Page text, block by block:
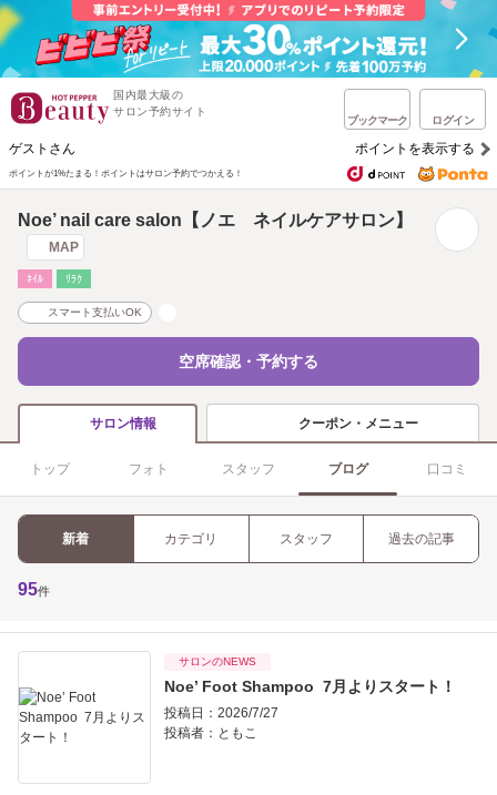
国内最大級の
サロン予約サイト
ブックマーク ログイン
ゲストさん ポイントを表示する
ポイントが1%たまる！ ポイントはサロン予約でつかえる！
Noe’ nail care salon【ノエ ネイルケアサロン】
MAP
ﾈｲﾙ ﾘﾗｸ
スマート支払いOK
空席確認・予約する
サロン情報 クーポン・メニュー
トップ フォト スタッフ ブログ 口コミ
新着 カテゴリ スタッフ 過去の記事
95件
サロンのNEWS
Noe’ Foot Shampoo 7月よりスタート！
投稿日：2026/7/27
投稿者： ともこ